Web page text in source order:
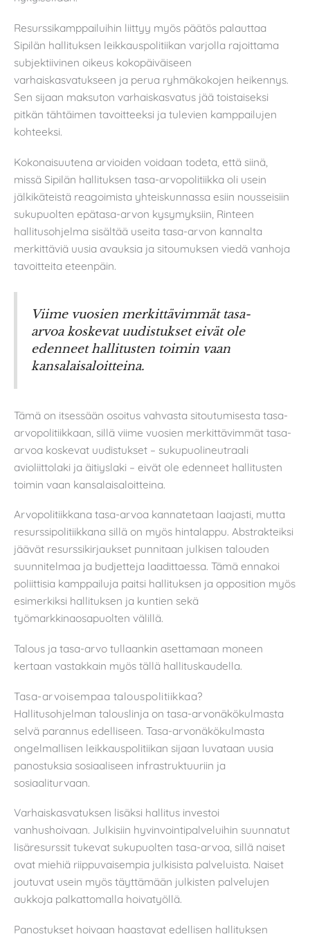
Resurssikamppailuihin liittyy myös päätös palauttaa
Sipilän hallituksen leikkauspolitiikan varjolla rajoittama
subjektiivinen oikeus kokopäiväiseen
varhaiskasvatukseen ja perua ryhmäkokojen heikennys.
Sen sijaan maksuton varhaiskasvatus jää toistaiseksi
pitkän tähtäimen tavoitteeksi ja tulevien kamppailujen
kohteeksi.
Kokonaisuutena arvioiden voidaan todeta, että siinä,
missä Sipilän hallituksen tasa-arvopolitiikka oli usein
jälkikäteistä reagoimista yhteiskunnassa esiin nousseisiin
sukupuolten epätasa-arvon kysymyksiin, Rinteen
hallitusohjelma sisältää useita tasa-arvon kannalta
merkittäviä uusia avauksia ja sitoumuksen viedä vanhoja
tavoitteita eteenpäin.
Viime vuosien merkittävimmät tasa-
arvoa koskevat uudistukset eivät ole
edenneet hallitusten toimin vaan
kansalaisaloitteina.
Tämä on itsessään osoitus vahvasta sitoutumisesta tasa-
arvopolitiikkaan, sillä viime vuosien merkittävimmät tasa-
arvoa koskevat uudistukset – sukupuolineutraali
avioliittolaki ja äitiyslaki – eivät ole edenneet hallitusten
toimin vaan kansalaisaloitteina.
Arvopolitiikkana tasa-arvoa kannatetaan laajasti, mutta
resurssipolitiikkana sillä on myös hintalappu. Abstrakteiksi
jäävät resurssikirjaukset punnitaan julkisen talouden
suunnitelmaa ja budjetteja laadittaessa. Tämä ennakoi
poliittisia kamppailuja paitsi hallituksen ja opposition myös
esimerkiksi hallituksen ja kuntien sekä
työmarkkinaosapuolten välillä.
Talous ja tasa-arvo tullaankin asettamaan moneen
kertaan vastakkain myös tällä hallituskaudella.
Tasa-arvoisempaa talouspolitiikkaa?
Hallitusohjelman talouslinja on tasa-arvonäkökulmasta
selvä parannus edelliseen. Tasa-arvonäkökulmasta
ongelmallisen leikkauspolitiikan sijaan luvataan uusia
panostuksia sosiaaliseen infrastruktuuriin ja
sosiaaliturvaan.
Varhaiskasvatuksen lisäksi hallitus investoi
vanhushoivaan. Julkisiin hyvinvointipalveluihin suunnatut
lisäresurssit tukevat sukupuolten tasa-arvoa, sillä naiset
ovat miehiä riippuvaisempia julkisista palveluista. Naiset
joutuvat usein myös täyttämään julkisten palvelujen
aukkoja palkattomalla hoivatyöllä.
Panostukset hoivaan haastavat edellisen hallituksen